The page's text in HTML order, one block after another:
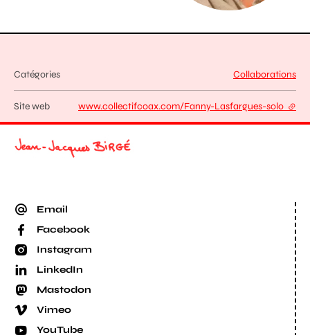
Catégories Collaborations
Site web www.collectifcoax.com/Fanny-Lasfargues-solo -
Email
Facebook
Instagram
LinkedIn
Mastodon
Vimeo
YouTube